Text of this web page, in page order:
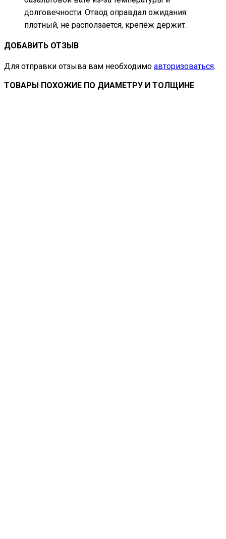
долговечности. Отвод оправдал ожидания:
плотный, не расползается, крепёж держит.
ДОБАВИТЬ ОТЗЫВ
Для отправки отзыва вам необходимо авторизоваться.
ТОВАРЫ ПОХОЖИЕ ПО ДИАМЕТРУ И ТОЛЩИНЕ